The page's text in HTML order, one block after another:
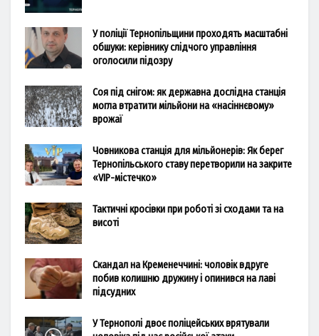
У поліції Тернопільщини проходять масштабні
обшуки: керівнику слідчого управління
оголосили підозру
Соя під снігом: як державна дослідна станція
могла втратити мільйони на «насіннєвому»
врожаї
Човникова станція для мільйонерів: Як берег
Тернопільського ставу перетворили на закрите
«VIP-містечко»
Тактичні кросівки при роботі зі сходами та на
висоті
Скандал на Кременеччині: чоловік вдруге
побив колишню дружину і опинився на лаві
підсудних
У Тернополі двоє поліцейських врятували